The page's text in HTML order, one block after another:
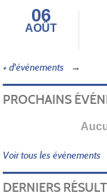
06
AOÛT
+ d'évènements
PROCHAINS
Voir tous les évènements
DERNIERS